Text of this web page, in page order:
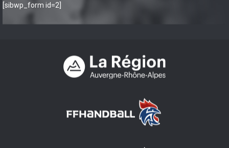
[sibwp_form id=2]